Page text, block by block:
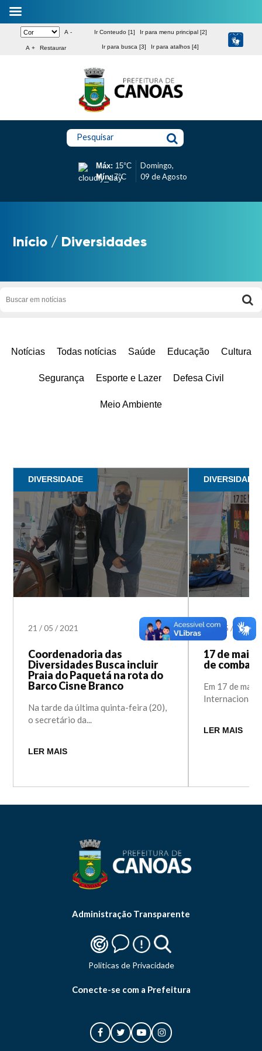
A -
A + Restaurar
Ir Conteudo [1] Ir para menu principal [2]
Ir para busca [3] Ir para atalhos [4]
Pesquisar
Máx: 15°C
Mín:7°C
Domingo,
09 de Agosto
Início / Diversidades
Notícias Todas notícias Saúde Educação Cultura
Segurança Esporte e Lazer Defesa Civil
Meio Ambiente
DIVERSIDADE
21 /05 /2021
Coordenadoria das
Diversidades Busca incluir
Praia do Paquetá na rota do
Barco Cisne Branco
Na tarde da última quinta-feira (20),
o secretário da...
LER MAIS
DIVERSIDADE
17/05 / 2021
17 de
de
Em 17 de
Internacional
LER MAIS
Administração Transparente
Politicas de Privacidade
Conecte-se com a Prefeitura